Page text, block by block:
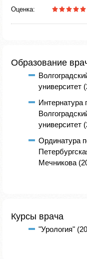
Оценка:
Образование
университет
Интернатура
университет
Ординатура
Мечникова
Курсы врача
"Урология"